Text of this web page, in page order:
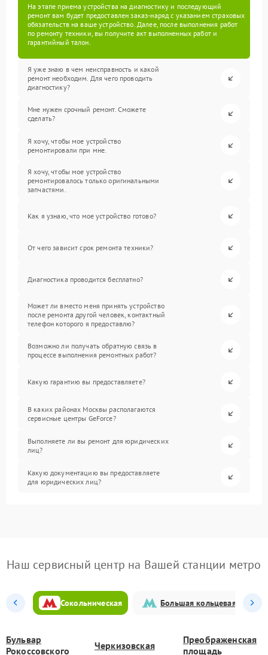
На этапе приема устройства на диагностику и последующий
ремонт вам будет предоставлен заказ-наряд с указанием страховых
обязательств на ваше устройство. Далее, после выполнения работ
по ремонту техники, вы получите акт выполненных работ и
гарантийный талон.
Я уже знаю в чем неисправность и какой
ремонт необходим. Для чего проводить
диагностику?
Мне нужен срочный ремонт. Сможете
сделать?
Я хочу, чтобы мое устройство
ремонтировали при мне.
Я хочу, чтобы мое устройство
ремонтировалось только оригинальными
запчастями.
Как я узнаю, что мое устройство готово?
От чего зависит срок ремонта техники?
Диагностика проводится бесплатно?
Может ли вместо меня принять устройство
после ремонта другой человек, контактный
телефон которого я предоставлю?
Возможно ли получать обратную связь в
процессе выполнения ремонтных работ?
Какую гарантию вы предоставляете?
В каких районах Москвы располагаются
сервисные центры GeForce?
Выполняете ли вы ремонт для юридических
лиц?
Какую документацию вы предоставляете
для юридических лиц?
Наш сервисный центр на Вашей станции метро
Сокольническая Большая кольцевая
Бульвар
Рокоссовского
Черкизовская
Преображенская
площадь